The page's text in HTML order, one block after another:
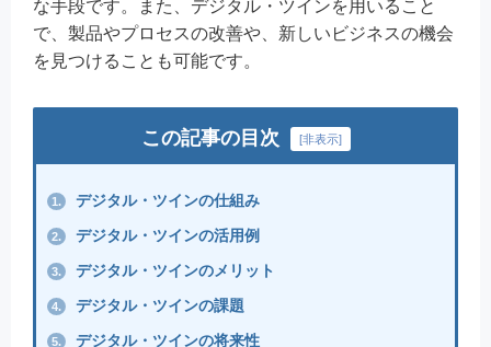
な手段です。また、デジタル・ツインを用いること
で、製品やプロセスの改善や、新しいビジネスの機会
を見つけることも可能です。
この記事の目次 [非表示]
1. デジタル・ツインの仕組み
2. デジタル・ツインの活用例
3. デジタル・ツインのメリット
4. デジタル・ツインの課題
5. デジタル・ツインの将来性